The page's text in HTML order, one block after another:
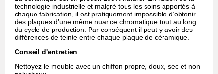
technologie industrielle et malgré tous les soins apportés à
chaque fabrication, il est pratiquement impossible d’obtenir
des plaques d’une même nuance chromatique tout au long
du cycle de production. Par conséquent il peut y avoir des
différences de teinte entre chaque plaque de céramique.
Conseil d'entretien
Nettoyez le meuble avec un chiffon propre, doux, sec et non